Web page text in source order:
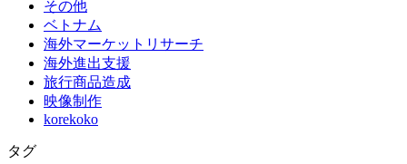
その他
ベトナム
海外マーケットリサーチ
海外進出支援
旅行商品造成
映像制作
korekoko
タグ